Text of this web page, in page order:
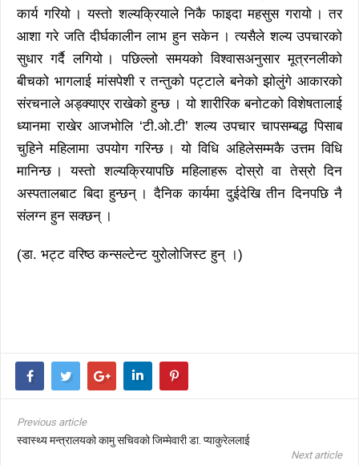
कार्य गरियो । यस्तो शल्यक्रियाले निकै फाइदा महसुस गरायो । तर
आशा गरे जति दीर्घकालीन लाभ हुन सकेन । त्यसैले शल्य उपचारको
सुधार गर्दै लगियो । पछिल्लो समयको विश्वासअनुसार मूत्रनलीको
बीचको भागलाई मांसपेशी र तन्तुको पट्टाले बनेको झोलुंगे आकारको
संरचनाले अड्क्याएर राखेको हुन्छ । यो शारीरिक बनोटको विशेषतालाई
ध्यानमा राखेर आजभोलि ‘टी.ओ.टी’ शल्य उपचार चापसम्बद्ध पिसाब
चुहिने महिलामा उपयोग गरिन्छ । यो विधि अहिलेसम्मकै उत्तम विधि
मानिन्छ । यस्तो शल्यक्रियापछि महिलाहरू दोस्रो वा तेस्रो दिन
अस्पतालबाट बिदा हुन्छन् । दैनिक कार्यमा दुईदेखि तीन दिनपछि नै
संलग्न हुन सक्छन् ।
(डा. भट्ट वरिष्ठ कन्सल्टेन्ट युरोलोजिस्ट हुन् ।)
Previous article
स्वास्थ्य मन्त्रालयको कामु सचिवको जिम्मेवारी डा. प्याकुरेललाई
Next article